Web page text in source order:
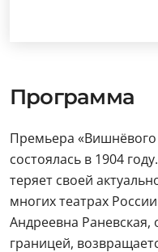
Программа
Премьера
состоялась в 1904
теряет своей
многих театрах
Андреевна
границей,